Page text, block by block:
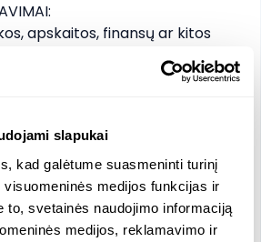
slapukai
kad galėtume suasmeninti turinį
medijos funkcijas ir
to, svetainės naudojimo informaciją
medijos, reklamavimo ir
apskaitos, finansų ar kitos
2-3 metų profesinė patirtis
patirtis (privalumas);
įgūdžiai žodžiu ir raštu;
komandinio darbo ir
ir kruopštumas;